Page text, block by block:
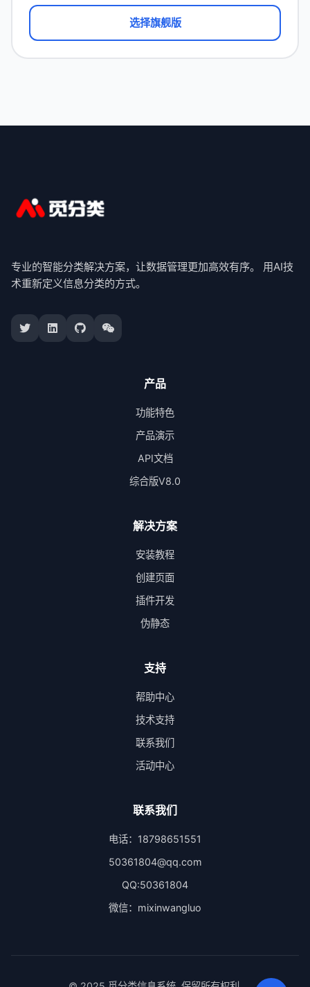
选择旗舰版
专业的智能分类解决方案，让数据管理更加高效有序。 用AI技
术重新定义信息分类的方式。
产品
功能特色
产品演示
API文档
综合版V8.0
解决方案
安装教程
创建页面
插件开发
伪静态
支持
帮助中心
技术支持
联系我们
活动中心
联系我们
电话：18798651551
50361804@qq.com
QQ:50361804
微信：mixinwangluo